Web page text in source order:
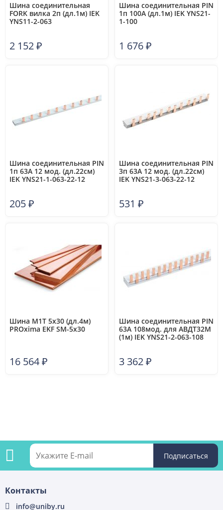
Шина соединительная
FORK вилка 2п (дл.1м) IEK
YNS11-2-063
2 152₽
Шина соединительная PIN
1п 100А (дл.1м) IEK YNS21-
1-100
1 676₽
Шина соединительная PIN
1п 63А 12 мод. (дл.22см)
IEK YNS21-1-063-22-12
205₽
Шина соединительная PIN
3п 63А 12 мод. (дл.22см)
IEK YNS21-3-063-22-12
531 ₽
Шина М1Т 5х30 (дл.4м)
PROxima EKF SM-5x30
16 564₽
Шина соединительная PIN
63А 108мод. для АВДТ32М
(1м) IEK YNS21-2-063-108
3 362₽
Контакты
info@uniby.ru